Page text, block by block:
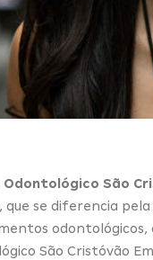
Odontológico São
que se diferencia
odontológicos,
São Cristóvão